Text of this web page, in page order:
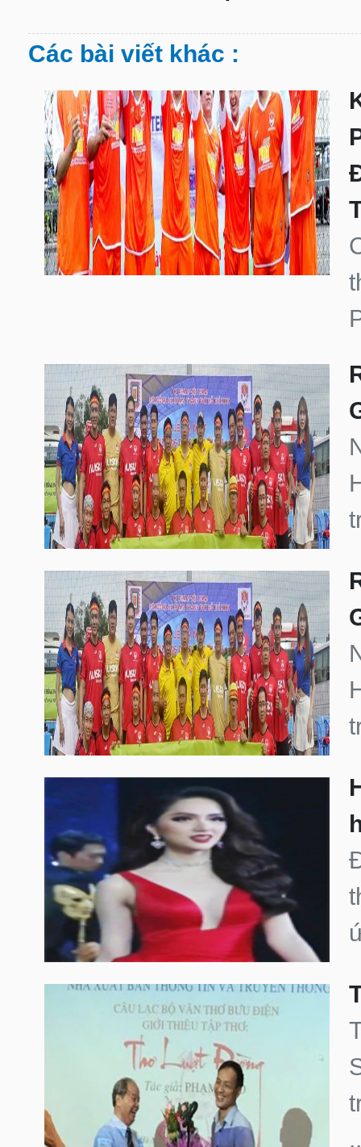
Các bài viết khác :